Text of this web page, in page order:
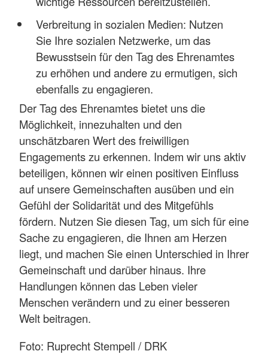
Verbreitung in sozialen Medien: Nutzen
Sie Ihre sozialen Netzwerke, um das
Bewusstsein für den Tag des Ehrenamtes
zu erhöhen und andere zu ermutigen, sich
ebenfalls zu engagieren.
Der Tag des Ehrenamtes bietet uns die
Möglichkeit, innezuhalten und den
unschätzbaren Wert des freiwilligen
Engagements zu erkennen. Indem wir uns aktiv
beteiligen, können wir einen positiven Einfluss
auf unsere Gemeinschaften ausüben und ein
Gefühl der Solidarität und des Mitgefühls
fördern. Nutzen Sie diesen Tag, um sich für eine
Sache zu engagieren, die Ihnen am Herzen
liegt, und machen Sie einen Unterschied in Ihrer
Gemeinschaft und darüber hinaus. Ihre
Handlungen können das Leben vieler
Menschen verändern und zu einer besseren
Welt beitragen.
Foto: Ruprecht Stempell / DRK